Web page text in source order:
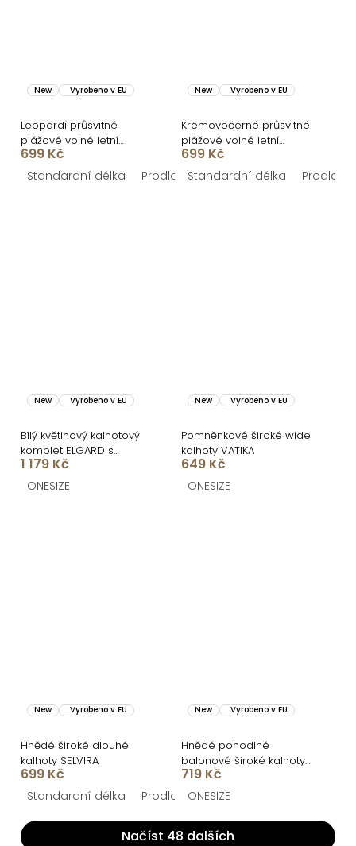
New Vyrobeno v EU
Leopardí průsvitné
plážové volné letní
kalhoty AZURE
699 Kč
Standardní délka Prodloužená délka
New Vyrobeno v EU
Krémovočerné průsvitné
plážové volné letní
kalhoty AZURE motiv
zebry
699 Kč
Standardní délka
New Vyrobeno v EU
Bílý květinový kalhotový
komplet ELGARD s
kalhotami
1 179 Kč
ONESIZE
New Vyrobeno v EU
Pomněnkové široké wide
kalhoty VATIKA
649 Kč
ONESIZE
New Vyrobeno v EU
Hnědé široké dlouhé
kalhoty SELVIRA
699 Kč
Standardní délka Prodloužená délka
New Vyrobeno v EU
Hnědé pohodlné
balonové široké kalhoty
JOVIRA
719 Kč
ONESIZE
Načíst 48 dalších